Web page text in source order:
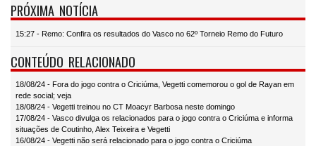
PRÓXIMA NOTÍCIA
15:27 - Remo: Confira os resultados do Vasco no 62º Torneio Remo do Futuro
CONTEÚDO RELACIONADO
18/08/24 - Fora do jogo contra o Criciúma, Vegetti comemorou o gol de Rayan em
rede social; veja
18/08/24 - Vegetti treinou no CT Moacyr Barbosa neste domingo
17/08/24 - Vasco divulga os relacionados para o jogo contra o Criciúma e informa
situações de Coutinho, Alex Teixeira e Vegetti
16/08/24 - Vegetti não será relacionado para o jogo contra o Criciúma